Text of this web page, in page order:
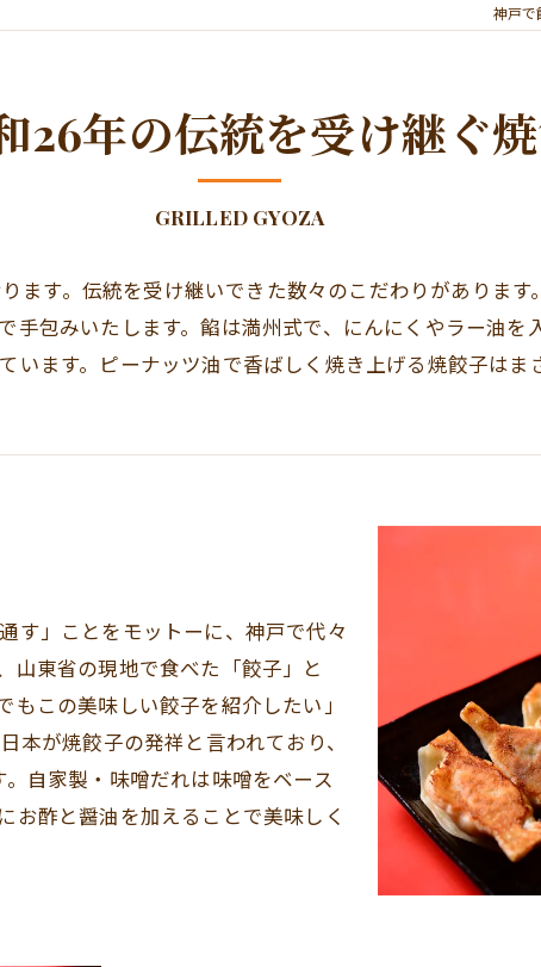
神戸で
26年の伝統を受け継ぐ
GRILLED GYOZA
ます。伝統を受け継いできた数々のこだわりがありま
手包みいたします。餡は満州式で、にんにくやラー油を
ます。ピーナッツ油で香ばしく焼き上げる焼餃子はま
す」ことをモットーに、神戸で代々
山東省の現地で食べた「餃子」と
もこの美味しい餃子を紹介したい」
本が焼餃子の発祥と言われており、
自家製・味噌だれは味噌をベース
お酢と醤油を加えることで美味しく